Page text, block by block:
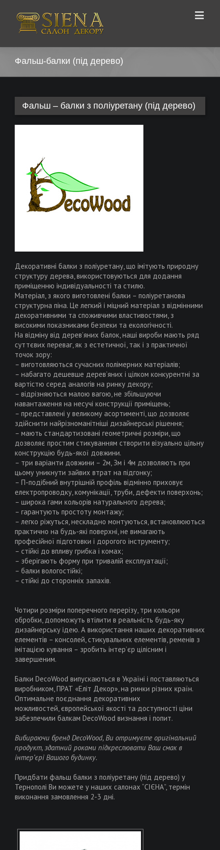
Фальш-балки (під дерево)
Фальш – балки з поліуретану (під дерево)
Декоративні балки з поліуретану, що імітують природну
структуру дерева, використовуються для додання
приміщенню індивідуальності та стилю.
Матеріал, з якого виготовлені балки – поліуpетанова
структурна піна. Це легкий i міцний матeріал з відмінними
декоративними та споживчими властивостями, з
високими показниками безпеки та екологічності.
На відміну від дерев’яних балок, наші вироби мають ряд
суттєвих переваг, як з естетичної, так і з практичної
точок зору:
– виготовляються сучасних полімерних матеріалів;
– набагато дешевше дерев’яних і цілком конкурентні за
вартістю серед аналогів на ринку декору;
– відрізняються малою вагою, не збільшуючи
навантаження на несучі конструкції приміщень;
– представлені у великому асортименті, що дозволяє
здійснити найрізноманітніші дизайнерські рішення;
– мають стандартизовані геометричні розміри, що
дозволяє простим стикуванням створити візуально цільну
конструкцію будь-якої довжини.
– три ваpiанти довжини – 2м, Зм і 4м дозволяють при
цьому уникнути зайвих втрат на підгонку;
– П-подібний внутрішній профіль відмінно приховує
електропроводку, комунікації, труби, дефекти поверхонь;
– широка гами кольорів натурального дерева;
– гарантують простоту монтажу;
– легко ріжуться, нескладно монтуються, встановлюються
практично на будь-які поверхні, не вимагають
професійної підготовки і дорогого інструменту;
– стійкі до впливу грибка і комах;
– зберігають форму при тривалій експлуатації;
– балки вологостійкі;
– стійкі до сторонніх запахів.
Чотири розміри поперечного перерізу, три кольори
обробки, допоможуть втілити в реальність будь-яку
дизайнерську ідею. А використання наших декоративних
елементів – консолей, стикувальних елементів, ременів з
імітацією кування – зробить інтер’єр цілісним і
завершеним.
Балки DecoWood випускаються в Україні і поставляються
виробником, ПРАТ «Еліт Декор», на ринки різних країн.
Оптимальне поєднання декоративних
можливостей, європейської якості та доступності ціни
забезпечили балкам DecoWood визнання і попит.
Вибираючи бренд DecoWood, Ви отримуєте оригінальний
продукт, здатний роками підкреслювати Ваш смак в
інтер’єрі Вашого будинку.
Придбати фальш балки з поліуретану (під дерево) у
Тернополі Ви можете у наших салонах “СІЄНА”, термін
виконання замовлення 2-3 дні.